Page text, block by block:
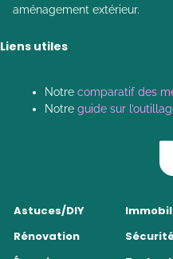
aménagement extérieur.
Liens utiles
Notre comparatif des
Notre guide sur
Astuces/DIY
Rénovation